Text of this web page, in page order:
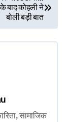
कोहली ने
बोली बड़ी बात
सामाजिक